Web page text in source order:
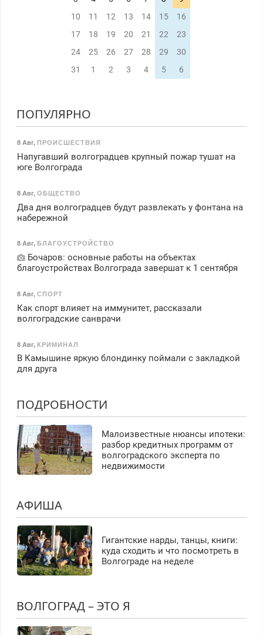
10
11 12 13 14 15
16
17
18 19 20 21 22
23
24
25 26 27 28 29
30
31
1 2 3 4 5 6
ПОПУЛЯРНО
8 Авг, ПРОИСШЕСТВИЯ
Напугавший волгоградцев крупный пожар тушат на
юге Волгограда
8 Авг, ОБЩЕСТВО
Два дня волгоградцев будут развлекать у фонтана на
набережной
8 Авг, БЛАГОУСТРОЙСТВО
Бочаров: основные работы на объектах
благоустройствах Волгограда завершат к 1 сентября
8 Авг, СПОРТ
Как спорт влияет на иммунитет, рассказали
волгоградские санврачи
8 Авг, КРИМИНАЛ
В Камышине яркую блондинку поймали с закладкой
для друга
ПОДРОБНОСТИ
Малоизвестные нюансы ипотеки:
разбор кредитных программ от
волгоградского эксперта по
недвижимости
АФИША
Гигантские нарды, танцы, книги:
куда сходить и что посмотреть в
Волгограде на неделе
ВОЛГОГРАД – ЭТО Я